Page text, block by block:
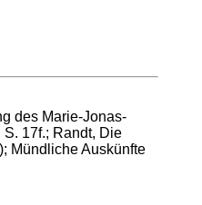
des Marie-Jonas-
17f.; Randt, Die
Mündliche Auskünfte